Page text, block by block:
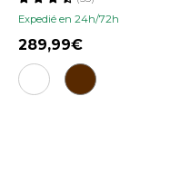
Expedié en 24h/72h
289,99